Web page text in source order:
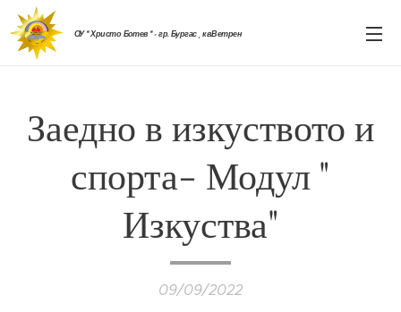
ОУ " Христо Ботев " - гр. Бургас , кв.Ветрен
Заедно в изкуството и
спорта- Модул "
Изкуства"
09/09/2022